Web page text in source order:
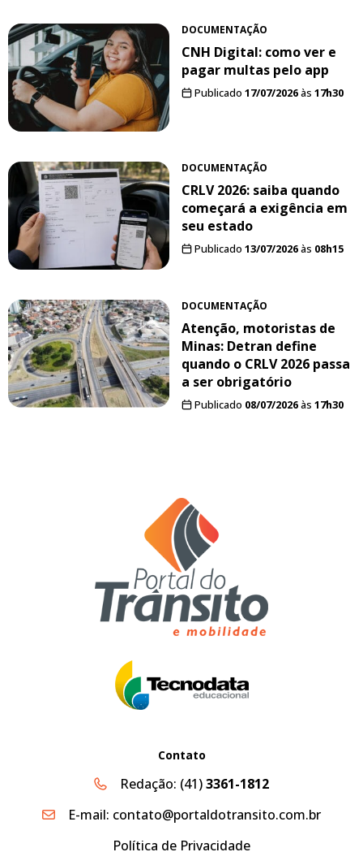
DOCUMENTAÇÃO
CNH Digital: como ver e
pagar multas pelo app
Publicado 17/07/2026às 17h30
DOCUMENTAÇÃO
CRLV 2026: saiba quando
começará a exigência em
seu estado
Publicado 13/07/2026às 08h15
DOCUMENTAÇÃO
Atenção, motoristas de
Minas: Detran define
quando o CRLV 2026 passa
a ser obrigatório
Publicado 08/07/2026às 17h30
Contato
Redação: (41)3361-1812
E-mail: contato@portaldotransito.com.br
Política de Privacidade